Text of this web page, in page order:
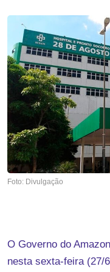
Foto: Divulgação
O Governo do
nesta sexta-feira (27/